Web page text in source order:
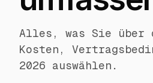
Alles, was Sie über
Kosten,
2026 auswählen.